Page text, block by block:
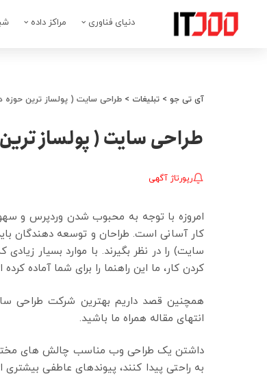
دنیای فناوری مراکز داده
آی تی جو > تبلیغات > طراحی سایت ( پولساز ترین حوزه در
طراحی سایت ( پولساز ترین
رپورتاژ آگهی
امروزه با توجه به محبوب شدن وردپرس و
کار آسانی است. طراحان و توسعه دهندگان
سایت) را در نظر بگیرند. با موارد بسیار
کردن کار، ما این راهنما را برای شما آماده کرده
همچنین قصد داریم بهترین شرکت طراحی
انتهای مقاله همراه ما باشید.
داشتن یک طراحی وب مناسب چالش های
به راحتی پیدا کنند، پیوندهای عاطفی